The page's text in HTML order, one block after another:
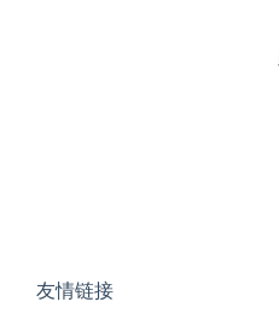
友情链接